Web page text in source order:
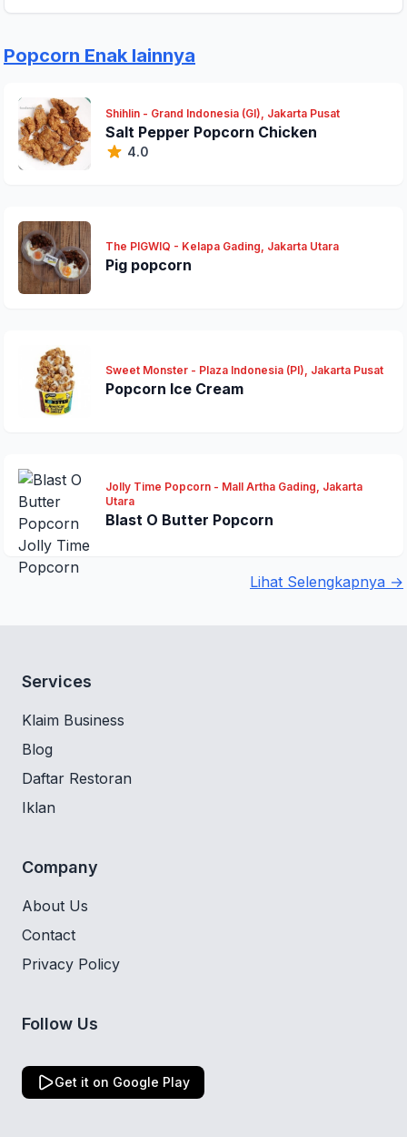
Popcorn Enak lainnya
Shihlin - Grand Indonesia (GI), Jakarta Pusat
Salt Pepper Popcorn Chicken
4.0
The PIGWIQ - Kelapa Gading, Jakarta Utara
Pig popcorn
Sweet Monster - Plaza Indonesia (PI), Jakarta Pusat
Popcorn Ice Cream
Jolly Time Popcorn - Mall Artha Gading, Jakarta
Utara
Blast O Butter Popcorn
Lihat Selengkapnya →
Services
Klaim Business
Blog
Daftar Restoran
Iklan
Company
About Us
Contact
Privacy Policy
Follow Us
Get it on Google Play